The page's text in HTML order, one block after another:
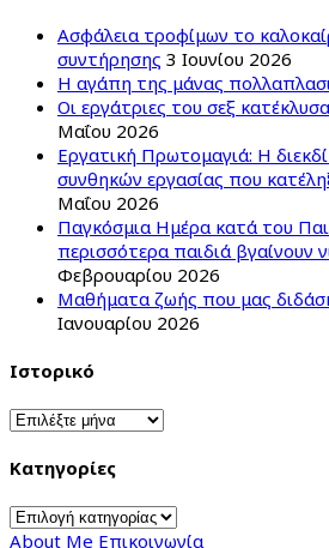
Ασφάλεια τροφίμων το
συντήρησης 3 Ιουνίου 2026
Η αγάπη της μάνας
Οι εργάτριες του σεξ
Μαΐου 2026
Εργατική Πρωτομαγιά: Η
συνθηκών εργασίας που
Μαΐου 2026
Παγκόσμια Ημέρα κατά του
περισσότερα παιδιά βγαίνουν
Φεβρουαρίου 2026
Μαθήματα ζωής που μας
Ιανουαρίου 2026
Ιστορικό
Ιστορικό
Kατηγορίες
Kατηγορίες
About Me Επικοινωνία